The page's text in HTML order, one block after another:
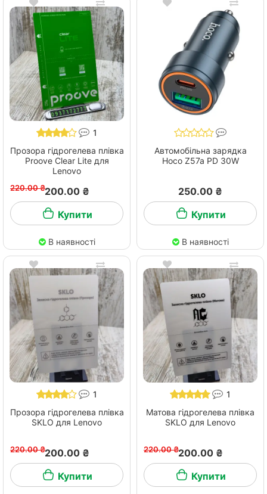
1
Прозора гідрогелева плівка
Proove Clear Lite для
Lenovo
220.00 ₴200.00 ₴
Купити
В наявності
Автомобільна зарядка
Hoco Z57a PD 30W
250.00 ₴
Купити
В наявності
1
Прозора гідрогелева плівка
SKLO для Lenovo
220.00 ₴200.00 ₴
Купити
1
Матова гідрогелева плівка
SKLO для Lenovo
220.00 ₴200.00 ₴
Купити